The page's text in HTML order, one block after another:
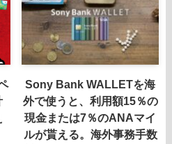
Sony Bank WALLETを海
外で使うと、利用額15％の
現金または7％のANAマイ
ルが貰える。海外事務手数